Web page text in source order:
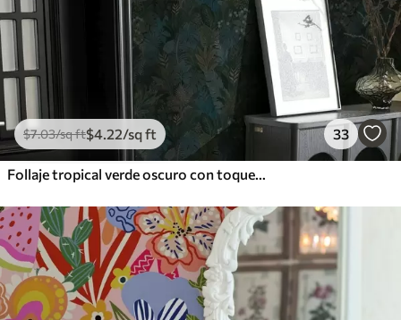
$7.03/sq ft$4.22/sq ft 33
Follaje tropical verde oscuro con toques azules